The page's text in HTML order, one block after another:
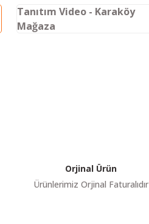
Tanıtım Video - Karaköy
Mağaza
Orjinal Ürün
Ürünlerimiz Orjinal Faturalıdır